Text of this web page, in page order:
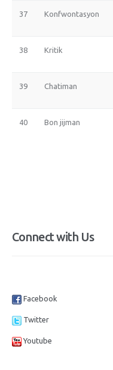
37 Konfwontasyon
38 Kritik
39 Chatiman
40 Bon jijman
Connect with Us
Facebook
Twitter
Youtube